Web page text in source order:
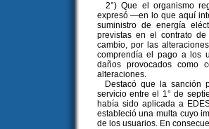
2°) Que el organismo
expresó —en lo que aquí
suministro de energía
previstas en el contrato
cambio, por las
comprendía el pago a los
daños provocados como
alteraciones.
Destacó que la sanción
servicio entre el 1° de
había sido aplicada a
estableció una multa cuyo
de los usuarios. En